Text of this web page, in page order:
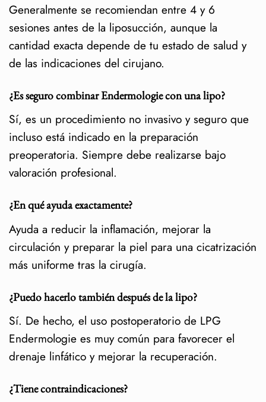
Generalmente se recomiendan entre 4 y 6
sesiones antes de la liposucción, aunque la
cantidad exacta depende de tu estado de salud y
de las indicaciones del cirujano.
¿Es seguro combinar Endermologie con una lipo?
Sí, es un procedimiento no invasivo y seguro que
incluso está indicado en la preparación
preoperatoria. Siempre debe realizarse bajo
valoración profesional.
¿En qué ayuda exactamente?
Ayuda a reducir la inflamación, mejorar la
circulación y preparar la piel para una cicatrización
más uniforme tras la cirugía.
¿Puedo hacerlo también después de la lipo?
Sí. De hecho, el uso postoperatorio de LPG
Endermologie es muy común para favorecer el
drenaje linfático y mejorar la recuperación.
¿Tiene contraindicaciones?